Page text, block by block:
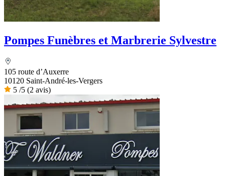
Pompes Funèbres et Marbrerie Sylvestre
105 route d’Auxerre
10120 Saint-André-les-Vergers
5 /5 (2 avis)